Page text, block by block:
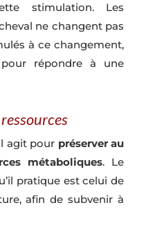
stimulation. Les
ne changent pas
à ce changement,
répondre à une
agit pour préserver au
métaboliques. Le
pratique est celui de
afin de subvenir à